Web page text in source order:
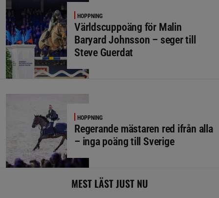
HOPPNING
Världscuppoäng för Malin
Baryard Johnsson – seger till
Steve Guerdat
HOPPNING
Regerande mästaren red ifrån alla
– inga poäng till Sverige
MEST LÄST JUST NU